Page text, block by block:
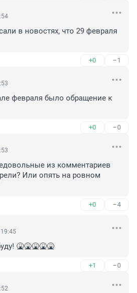
в новостях, что 29 февраля
+0 –1
февраля было обращение к
+0 –0
из комментариев
Или опять на ровном
+0 –4
🤮🤮🤮🤮🤮
+1 –0